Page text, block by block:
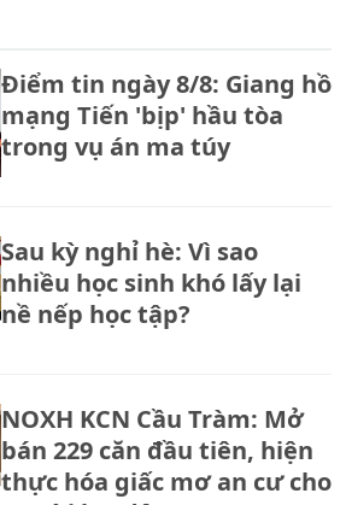
Điểm tin ngày 8/8: Giang hồ
mạng Tiến 'bịp' hầu tòa
trong vụ án ma túy
Sau kỳ nghỉ hè: Vì sao
nhiều học sinh khó lấy lại
nề nếp học tập?
NOXH KCN Cầu Tràm: Mở
bán 229 căn đầu tiên, hiện
thực hóa giấc mơ an cư cho